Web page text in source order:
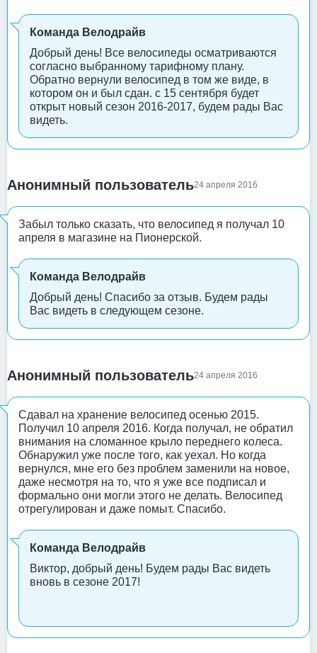
Команда Велодрайв
Добрый день! Все велосипеды осматриваются
согласно выбранному тарифному плану.
Обратно вернули велосипед в том же виде, в
котором он и был сдан. с 15 сентября будет
открыт новый сезон 2016-2017, будем рады Вас
видеть.
Анонимный пользователь24 апреля 2016
Забыл только сказать, что велосипед я получал 10
апреля в магазине на Пионерской.
Команда Велодрайв
Добрый день! Спасибо за отзыв. Будем рады
Вас видеть в следующем сезоне.
Анонимный пользователь24 апреля 2016
Сдавал на хранение велосипед осенью 2015.
Получил 10 апреля 2016. Когда получал, не обратил
внимания на сломанное крыло переднего колеса.
Обнаружил уже после того, как уехал. Но когда
вернулся, мне его без проблем заменили на новое,
даже несмотря на то, что я уже все подписал и
формально они могли этого не делать. Велосипед
отрегулирован и даже помыт. Спасибо.
Команда Велодрайв
Виктор, добрый день! Будем рады Вас видеть
вновь в сезоне 2017!